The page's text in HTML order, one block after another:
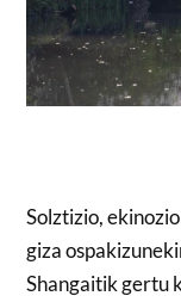
Solztizio,
giza
Shangaitik gertu